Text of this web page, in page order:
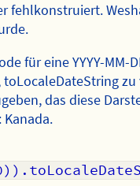
fehlkonstruiert.
für eine YYYY-MM-
das diese